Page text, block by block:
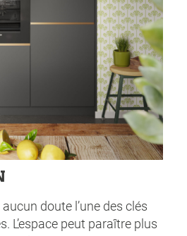
aucun doute l’une des clés
L’espace peut paraître plus